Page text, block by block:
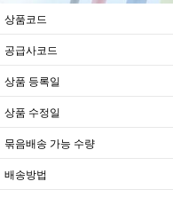
상품코드
공급사코드
상품 등록일
상품 수정일
묶음배송 가능 수량
배송방법